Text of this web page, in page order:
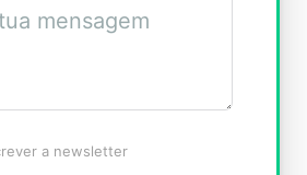
a newsletter